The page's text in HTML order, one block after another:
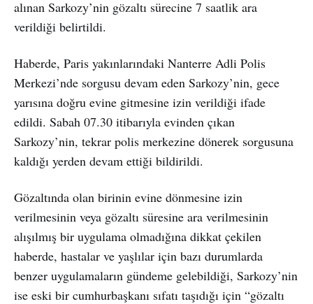
alınan Sarkozy’nin gözaltı sürecine 7 saatlik ara
verildiği belirtildi.
Haberde, Paris yakınlarındaki Nanterre Adli Polis
Merkezi’nde sorgusu devam eden Sarkozy’nin, gece
yarısına doğru evine gitmesine izin verildiği ifade
edildi. Sabah 07.30 itibarıyla evinden çıkan
Sarkozy’nin, tekrar polis merkezine dönerek sorgusuna
kaldığı yerden devam ettiği bildirildi.
Gözaltında olan birinin evine dönmesine izin
verilmesinin veya gözaltı süresine ara verilmesinin
alışılmış bir uygulama olmadığına dikkat çekilen
haberde, hastalar ve yaşlılar için bazı durumlarda
benzer uygulamaların gündeme gelebildiği, Sarkozy’nin
ise eski bir cumhurbaşkanı sıfatı taşıdığı için “gözaltı